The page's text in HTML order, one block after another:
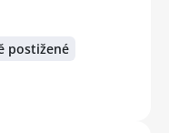
postižené